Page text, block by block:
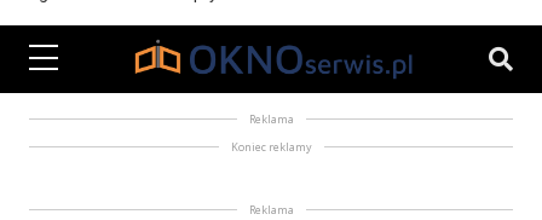
Reklama
Koniec reklamy
Reklama